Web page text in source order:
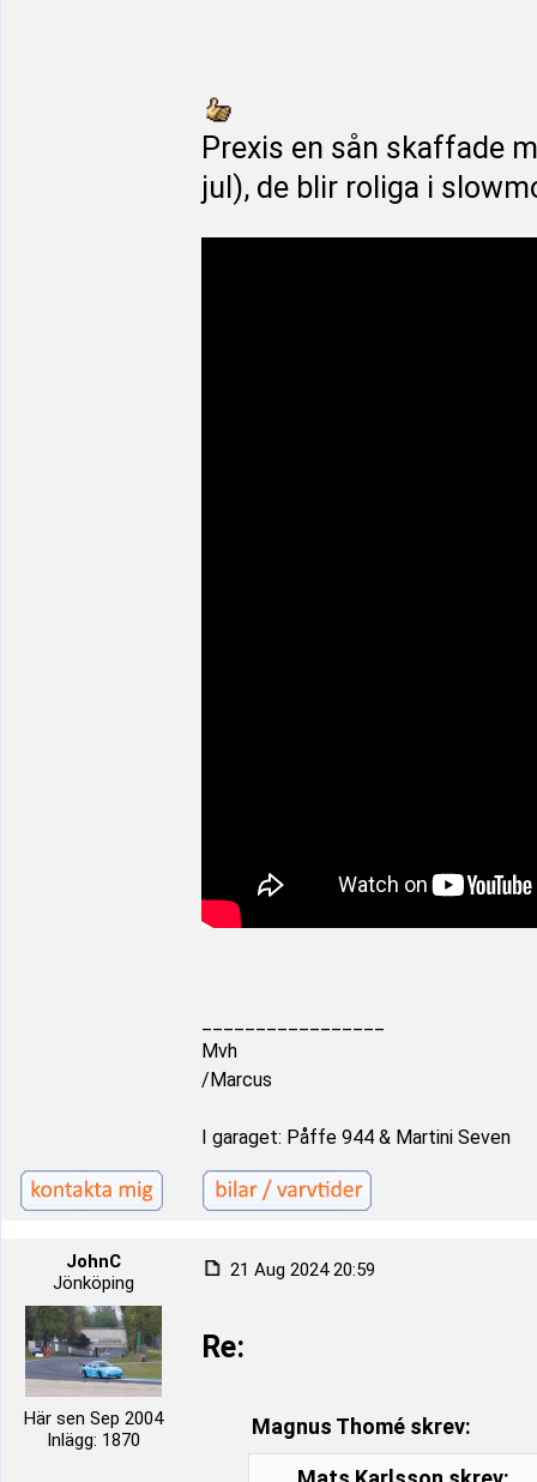
Prexis en sån skaffade
jul), de blir roliga i
Mvh
/Marcus
I garaget: Påffe 944 & Martini Seven
JohnC
Jönköping
Här sen Sep 2004
Inlägg: 1870
21 Aug 2024 20:59
Re:
Magnus Thomé skrev: